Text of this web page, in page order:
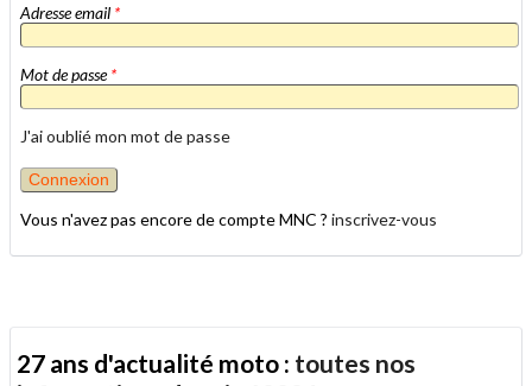
Adresse email *
Mot de passe*
J'ai oublié mon mot de passe
Vous n'avez pas encore de compte MNC ? inscrivez-vous
27 ans d'actualité moto : toutes nos